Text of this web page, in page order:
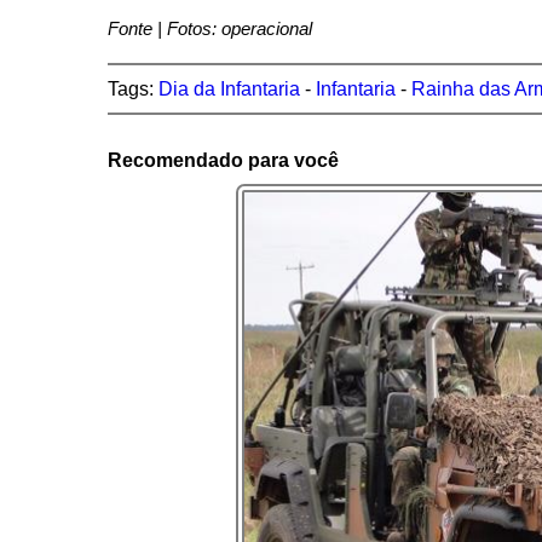
Fonte | Fotos: operacional
Tags: Dia da Infantaria - Infantaria - Rainha das
Recomendado para você